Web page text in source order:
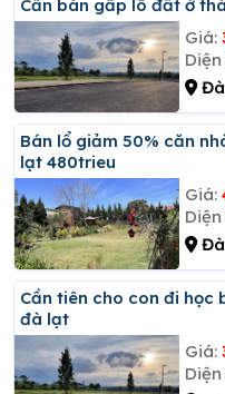
Cần bán gấp lô đất ở
Giá:
Đà
Bán lổ giảm 50% căn nhà có sân vườn hồ bơi yên tỉnh đà
lạt 480trieu
Giá:
Đà
Cần tiên cho con đi học bán gấp lô đất ở tại thành phố
đà lạt
Giá: